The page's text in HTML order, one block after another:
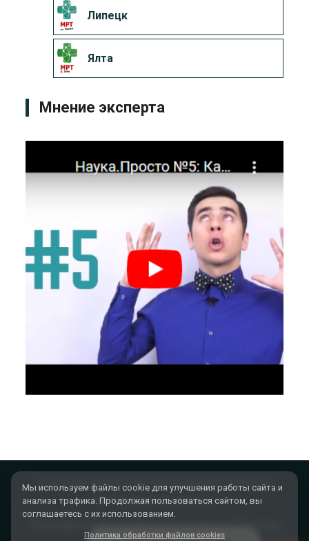
Липецк
Ялта
Мнение эксперта
Внимание! Имеются противопоказания. Требуется
консультация специалиста.